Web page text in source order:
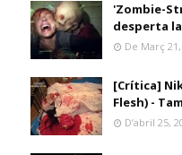
'Zombie-
desperta
De Març 21,
[Crítica]
Flesh) -
D’abril 25,